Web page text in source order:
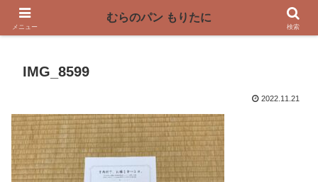
〜奈良県曽爾村の薪窯パン屋〜
IMG_8599
2022.11.21
メニュー
むらのパン もりたに
検索